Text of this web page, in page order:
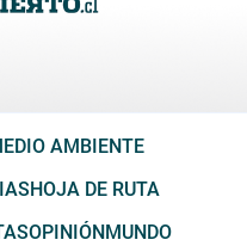
AMBIENTE
HOJA DE RUTA
OPINIÓN MUNDO